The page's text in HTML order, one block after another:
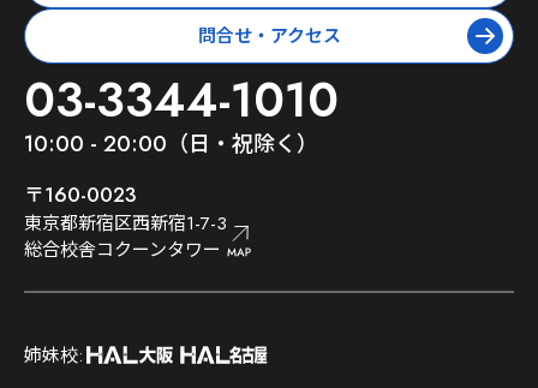
問合せ・アクセス
03-3344-1010
10:00 - 20:00（日・祝除く）
〒160-0023
東京都新宿区西新宿1-7-3
総合校舎コクーンタワー
;
姉妹校: